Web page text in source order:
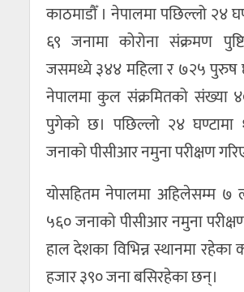
काठमाडौँ । नेपालमा पछिल्लो २४
६९ जनामा कोरोना संक्रमण
जसमध्ये ३४४ महिला र ७२५ पुरुष
नेपालमा कुल संक्रमितको संख्या
पुगेको छ। पछिल्लो २४ घण्टामा
जनाको पीसीआर नमुना परीक्षण
योसहितम नेपालमा अहिलेसम्म ७
५६० जनाको पीसीआर नमुना
हाल देशका विभिन्न स्थानमा रहेका
हजार ३९० जना बसिरहेका छन्।